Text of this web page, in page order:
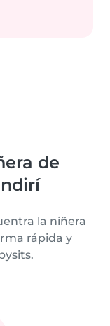
de
la niñera
rápida y